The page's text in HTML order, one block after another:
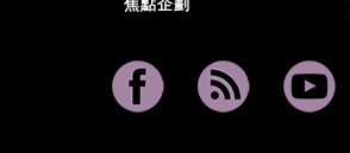
焦點企劃